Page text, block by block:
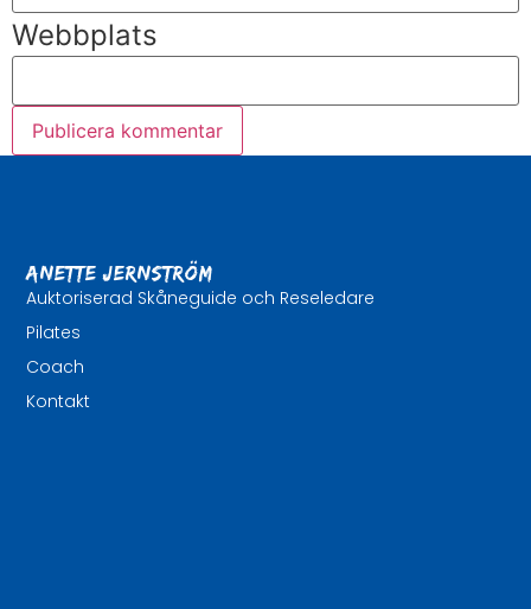
Webbplats
Anette Jernström
Auktoriserad Skåneguide och Reseledare
Pilates
Coach
Kontakt